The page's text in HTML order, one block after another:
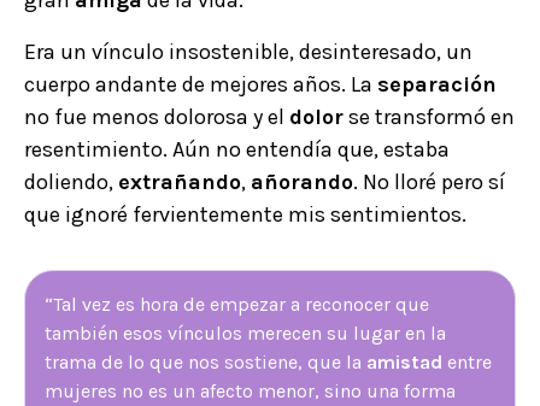
Era un vínculo insostenible, desinteresado, un
cuerpo andante de mejores años. La separación
no fue menos dolorosa y el dolorse transformó en
resentimiento. Aún no entendía que, estaba
doliendo, extrañando, añorando. No lloré pero sí
que ignoré fervientemente mis sentimientos.
“Tal vez es hora de empezar a reconocer que
también esos vínculos merecen su lugar en la
trama de lo que nos sostiene, que la amistad entre
mujeres no es un afecto menor, sino una forma